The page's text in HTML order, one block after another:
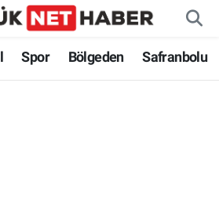
Spor Bölgeden Safranbolu